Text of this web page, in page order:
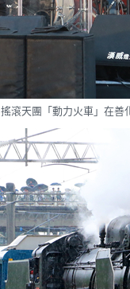
搖滾天團「動力火車」在善